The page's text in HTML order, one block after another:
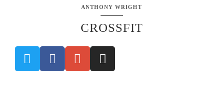
ANTHONY WRIGHT
CROSSFIT